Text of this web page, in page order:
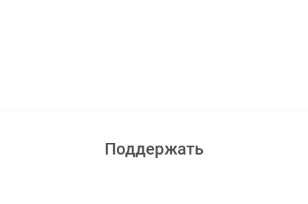
Поддержать